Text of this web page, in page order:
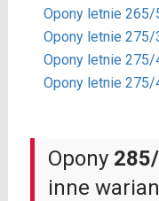
Opony letnie 265/
Opony letnie 275/
Opony letnie 275/
Opony letnie 275/
Opony
inne